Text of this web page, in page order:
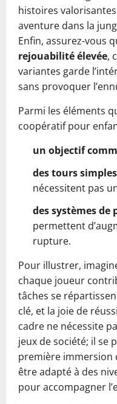
histoires
aventure dans la
Enfin, assurez-vous
rejouabilité élevée,
variantes garde
sans provoquer
Parmi les éléments
coopératif pour
un objectif
des tours simples
nécessitent pas
des systèmes de
permettent
rupture.
Pour illustrer,
chaque joueur
tâches se
clé, et la joie de
cadre ne nécessite
jeux de société; il se
première immersion
être adapté à des
pour accompagner